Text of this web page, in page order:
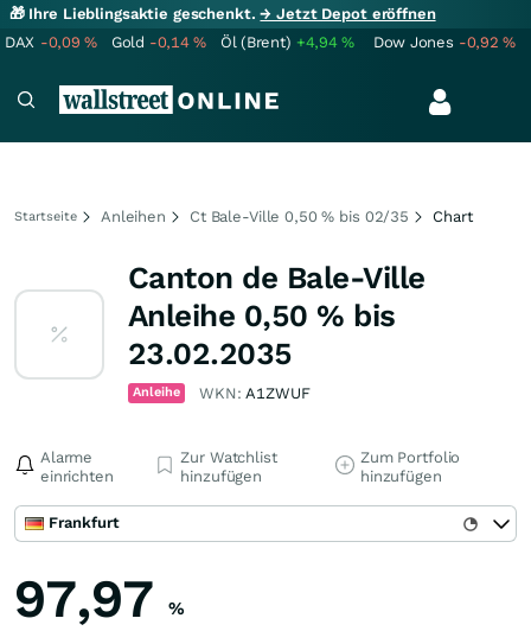
🎁 Ihre Lieblingsaktie geschenkt.→ Jetzt Depot eröffnen
DAX -0,09% Gold -0,14% Öl (Brent) +4,94% Dow Jones -0,92%
Startseite Anleihen Ct Bale-Ville 0,50 % bis 02/35 Chart
Canton de Bale-Ville
Anleihe 0,50 % bis
23.02.2035
Anleihe WKN:A1ZWUF
Alarme
einrichten
Zur Watchlist
hinzufügen
Zum Portfolio
hinzufügen
Frankfurt
97,97 %